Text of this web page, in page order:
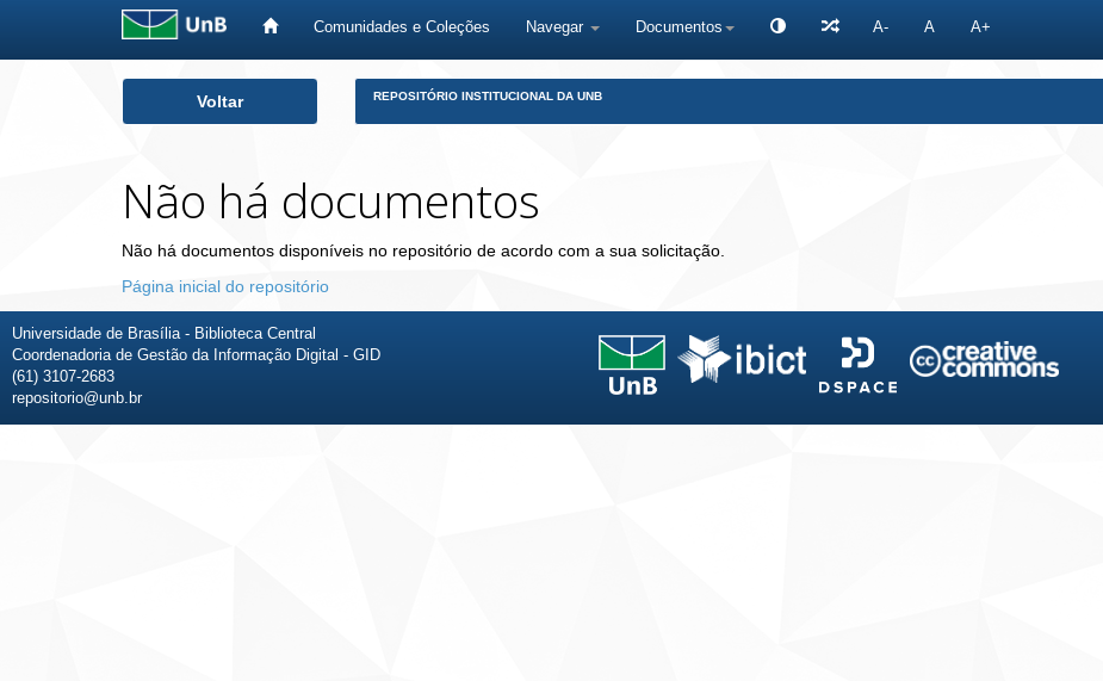
Comunidades e Coleções Navegar Documentos A- A A+
Voltar REPOSITÓRIO INSTITUCIONAL DA UNB
Não há documentos
Não há documentos disponíveis no repositório de acordo com a sua solicitação.
Página inicial do repositório
Universidade de Brasília - Biblioteca Central
Coordenadoria de Gestão da Informação Digital - GID
(61) 3107-2683
repositorio@unb.br